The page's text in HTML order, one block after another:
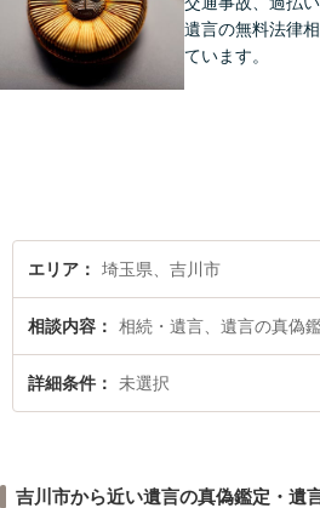
遺言の無料法律
ています。
エリア 埼玉県、吉川市
相談内容 相続・遺言、遺言の真偽
詳細条件 未選択
吉川市から近い遺言の真偽鑑定・遺